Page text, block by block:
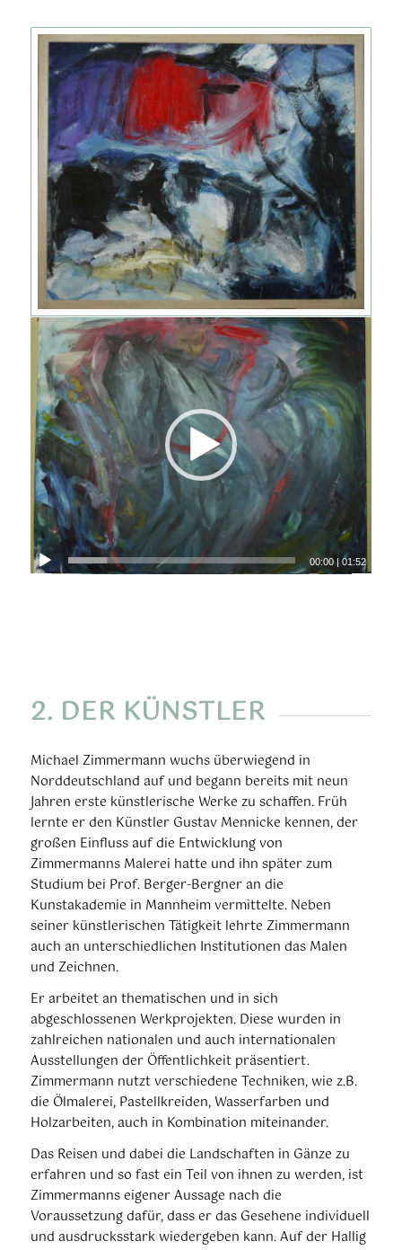
00:00 |01:52
2. DER KÜNSTLER
Michael Zimmermann wuchs überwiegend in
Norddeutschland auf und begann bereits mit neun
Jahren erste künstlerische Werke zu schaffen. Früh
lernte er den Künstler Gustav Mennicke kennen, der
großen Einfluss auf die Entwicklung von
Zimmermanns Malerei hatte und ihn später zum
Studium bei Prof. Berger-Bergner an die
Kunstakademie in Mannheim vermittelte. Neben
seiner künstlerischen Tätigkeit lehrte Zimmermann
auch an unterschiedlichen Institutionen das Malen
und Zeichnen.
Er arbeitet an thematischen und in sich
abgeschlossenen Werkprojekten. Diese wurden in
zahlreichen nationalen und auch internationalen
Ausstellungen der Öffentlichkeit präsentiert.
Zimmermann nutzt verschiedene Techniken, wie z.B.
die Ölmalerei, Pastellkreiden, Wasserfarben und
Holzarbeiten, auch in Kombination miteinander.
Das Reisen und dabei die Landschaften in Gänze zu
erfahren und so fast ein Teil von ihnen zu werden, ist
Zimmermanns eigener Aussage nach die
Voraussetzung dafür, dass er das Gesehene individuell
und ausdrucksstark wiedergeben kann. Auf der Hallig